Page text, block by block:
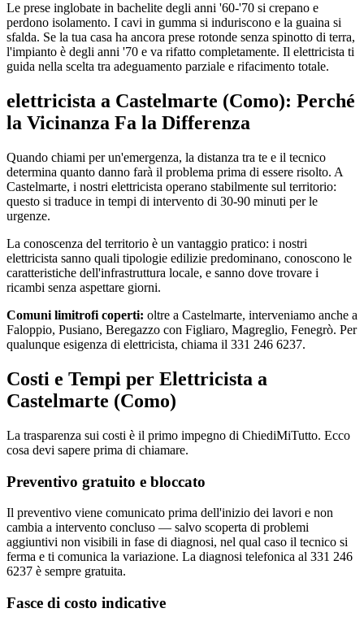
Le prese inglobate in bachelite degli anni '60-'70 si crepano e
perdono isolamento. I cavi in gumma si induriscono e la guaina si
sfalda. Se la tua casa ha ancora prese rotonde senza spinotto di terra,
l'impianto è degli anni '70 e va rifatto completamente. Il elettricista ti
guida nella scelta tra adeguamento parziale e rifacimento totale.
elettricista a Castelmarte (Como): Perché
la Vicinanza Fa la Differenza
Quando chiami per un'emergenza, la distanza tra te e il tecnico
determina quanto danno farà il problema prima di essere risolto. A
Castelmarte, i nostri elettricista operano stabilmente sul territorio:
questo si traduce in tempi di intervento di 30-90 minuti per le
urgenze.
La conoscenza del territorio è un vantaggio pratico: i nostri
elettricista sanno quali tipologie edilizie predominano, conoscono le
caratteristiche dell'infrastruttura locale, e sanno dove trovare i
ricambi senza aspettare giorni.
Comuni limitrofi coperti: oltre a Castelmarte, interveniamo anche a
Faloppio, Pusiano, Beregazzo con Figliaro, Magreglio, Fenegrò. Per
qualunque esigenza di elettricista, chiama il 331 246 6237.
Costi e Tempi per Elettricista a
Castelmarte (Como)
La trasparenza sui costi è il primo impegno di ChiediMiTutto. Ecco
cosa devi sapere prima di chiamare.
Preventivo gratuito e bloccato
Il preventivo viene comunicato prima dell'inizio dei lavori e non
cambia a intervento concluso — salvo scoperta di problemi
aggiuntivi non visibili in fase di diagnosi, nel qual caso il tecnico si
ferma e ti comunica la variazione. La diagnosi telefonica al 331 246
6237 è sempre gratuita.
Fasce di costo indicative